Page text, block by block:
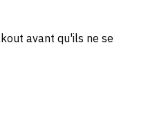
avant qu'ils ne se